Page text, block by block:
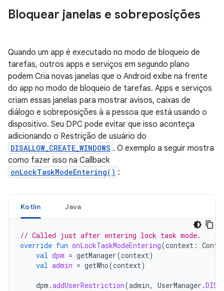
Bloquear janelas e sobreposições
Quando um app é executado no modo de bloqueio de
tarefas, outros apps e serviços em segundo plano
podem Cria novas janelas que o Android exibe na frente
do app no modo de bloqueio de tarefas. Apps e serviços
criam essas janelas para mostrar avisos, caixas de
diálogo e sobreposições à a pessoa que está usando o
dispositivo. Seu DPC pode evitar que isso aconteça
adicionando o Restrição de usuário do
DISALLOW_CREATE_WINDOWS . O exemplo a seguir mostra
como fazer isso na Callback
onLockTaskModeEntering() :
Kotlin Java
// Called just after entering lock task mode.
override fun onLockTaskModeEntering(context :
val dpm = getManager(context)
val admin = getWho(context)
dpm .addUserRestriction(admin, UserManager .